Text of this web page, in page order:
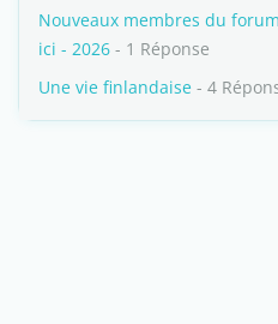
Nouveaux membres du
ici - 2026 - 1 Réponse
Une vie finlandaise - 4